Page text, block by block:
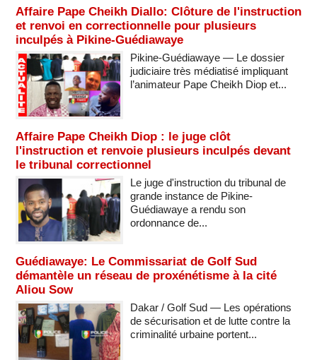
Affaire Pape Cheikh Diallo: Clôture de l'instruction
et renvoi en correctionnelle pour plusieurs
inculpés à Pikine-Guédiawaye
Pikine-Guédiawaye — Le dossier
judiciaire très médiatisé impliquant
l’animateur Pape Cheikh Diop et...
Affaire Pape Cheikh Diop : le juge clôt
l'instruction et renvoie plusieurs inculpés devant
le tribunal correctionnel
Le juge d'instruction du tribunal de
grande instance de Pikine-
Guédiawaye a rendu son
ordonnance de...
Guédiawaye: Le Commissariat de Golf Sud
démantèle un réseau de proxénétisme à la cité
Aliou Sow
Dakar / Golf Sud — Les opérations
de sécurisation et de lutte contre la
criminalité urbaine portent...